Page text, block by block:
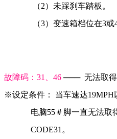
              （2）未踩刹车踏板。
（3）变速箱档位
故障码：31、46 ───  无法取得
※设定条件： 当车速达19MPH
电脑55＃脚一直
             CODE31。